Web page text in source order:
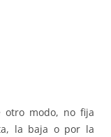
otro modo, no fija
la baja o por la